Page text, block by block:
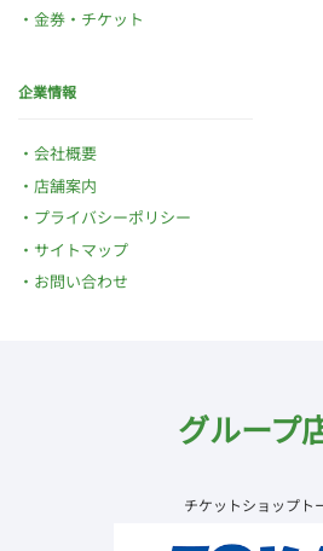
金券・チケット
企業情報
会社概要
店舗案内
プライバシーポリシー
サイトマップ
お問い合わせ
グループ
チケットショップト